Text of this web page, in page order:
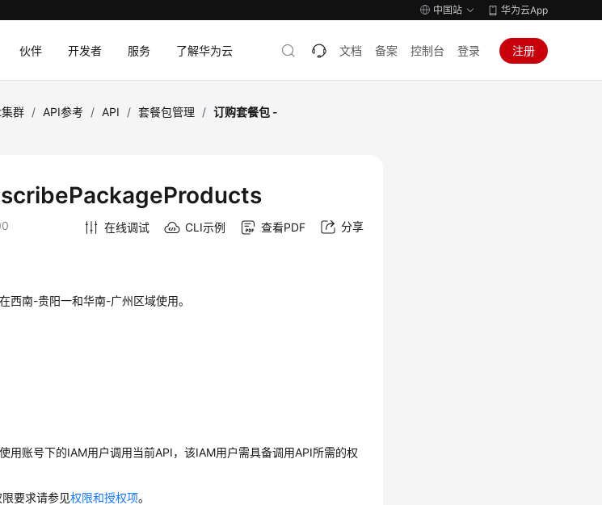
中国站 华为云App
伙伴 开发者 服务 了解华为云 文档 备案 控制台 登录 注册
群 / API参考 / API / 套餐包管理 / 订购套餐包 -
在线调试 CLI示例 查看PDF 分享
西南-贵阳一和华南-广州区域使用。
用账号下的IAM用户调用当前API，该IAM用户需具备调用API所需的权
要求请参见权限和授权项。